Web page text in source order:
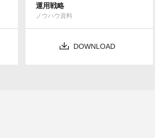
運用戦略
ノウハウ資料
DOWNLOAD